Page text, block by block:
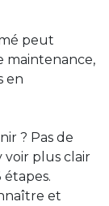
peut
maintenance,
en
? Pas de
voir plus clair
et